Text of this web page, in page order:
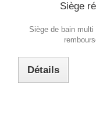
Siège
Siège de bain
Détails